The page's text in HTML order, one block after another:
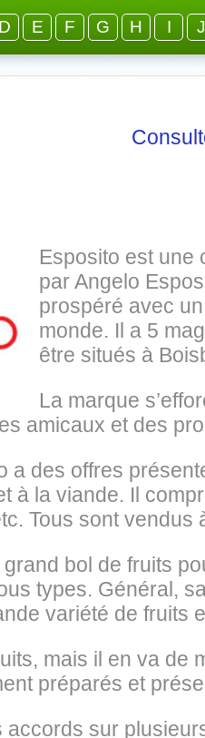
D E F G H I J
Esposito est une
par Angelo
prospéré avec
monde. Il a 5
être situés à
La marque
amicaux et des
a des offres
à la viande. Il
Tous sont
bol de fruits
types. Général,
variété de fruits
mais il en va de
préparés et
accords sur